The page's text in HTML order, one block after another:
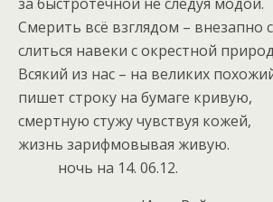
Смерить всё взглядом – внезапно
слиться навеки с окрестной
Всякий из нас – на великих
пишет строку на бумаге кривую,
смертную стужу чувствуя кожей,
жизнь зарифмовывая живую.
ночь на 14. 06.12.